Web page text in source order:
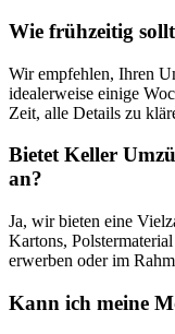
Wie frühzeitig
Wir empfehlen, Ihren
idealerweise einige
Zeit, alle Details zu
Bietet Keller
an?
Ja, wir bieten eine
Kartons,
erwerben oder im
Kann ich meine